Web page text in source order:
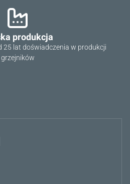
produkcja
25 lat doświadczenia w produkcji
grzejników